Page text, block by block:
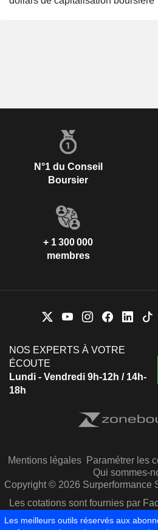
N°1 du Conseil
Boursier
+ 1 300 000
membres
NOS EXPERTS À VOTRE
ÉCOUTE
Lundi - Vendredi 9h-12h / 14h-
18h
Mentions légales Paramétrer les
Qui sommes-
Copyright © 2026 Surperformance
Les cotations sont fournies par
Capital IQ
Les meilleurs outils réservés aux